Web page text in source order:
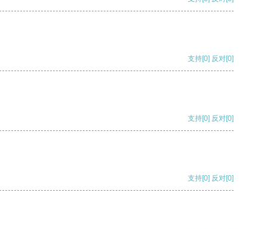
支持[0] 反对[0]
支持[0] 反对[0]
支持[0] 反对[0]